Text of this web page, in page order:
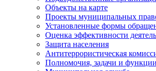
Объекты на карте
Проекты муниципальных
Установленные формы
Оценка эффективности
Защита населения
Антитеррористическая
Полномочия, задачи и функции